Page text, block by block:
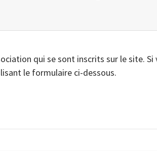
qui se sont inscrits sur le site.
le formulaire ci-dessous.